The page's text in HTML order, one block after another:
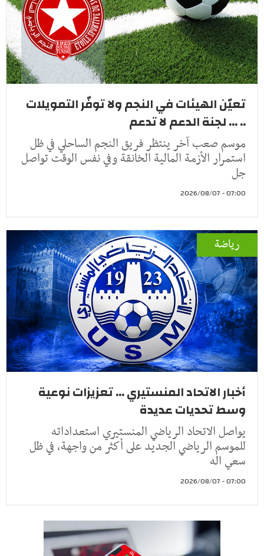
تعيّن الهيئات في النجم ولا توفّر التمويلات
.. ... لجنة الدعم لا تدعم
موسم صعب آخر ينتظر فريق النجم الساحلي في ظل
استمرار الأزمة المالية الخانقة وفي نفس الوقت تواصل
جل
07:00 - 2026/08/07
رياضة
أخبار الاتحاد المنستيري ... تعزيزات نوعية
وسط تحديات عديدة
يواصل الاتحاد الرياضي المنستيري استعداداته
للموسم الرياضي الجديد على أكثر من واجهة، في ظل
سعي اله
07:00 - 2026/08/07